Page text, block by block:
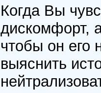
Когда Вы
дискомфорт,
чтобы он его
выяснить